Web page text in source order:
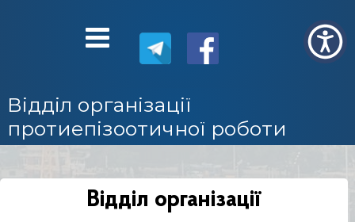
Відділ організації
протиепізоотичної роботи
Відділ організації